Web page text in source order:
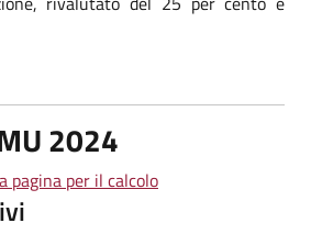
2024
pagina per il calcolo